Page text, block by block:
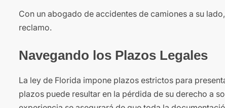
Con un abogado de accidentes de camiones a su
reclamo.
Navegando los Plazos Legales
La ley de Florida impone plazos estrictos para
plazos puede resultar en la pérdida de su derecho a